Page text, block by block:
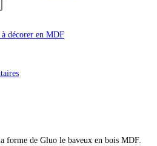
à décorer en MDF
forme de Gluo le baveux en bois MDF.